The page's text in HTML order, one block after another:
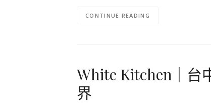
CONTINUE READING
White Kitchen｜台
界